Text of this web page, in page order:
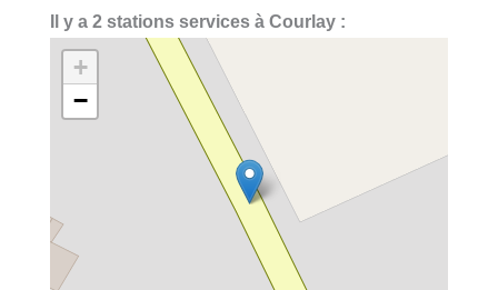
Il y a 2 stations services à Courlay :
+
−